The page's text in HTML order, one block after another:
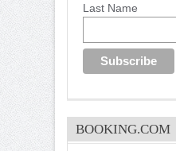
Last Name
BOOKING.COM